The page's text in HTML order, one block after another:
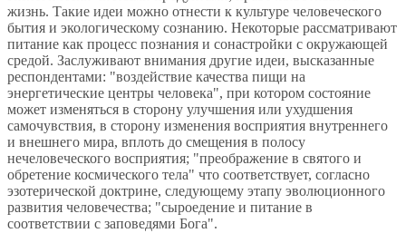
жизнь. Такие идеи можно отнести к культуре человеческого
бытия и экологическому сознанию. Некоторые рассматривают
питание как процесс познания и сонастройки с окружающей
средой. Заслуживают внимания другие идеи, высказанные
респондентами: "воздействие качества пищи на
энергетические центры человека", при котором состояние
может изменяться в сторону улучшения или ухудшения
самочувствия, в сторону изменения восприятия внутреннего
и внешнего мира, вплоть до смещения в полосу
нечеловеческого восприятия; "преображение в святого и
обретение космического тела" что соответствует, согласно
эзотерической доктрине, следующему этапу эволюционного
развития человечества; "сыроедение и питание в
соответствии с заповедями Бога".